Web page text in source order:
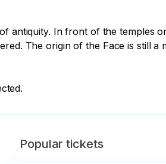
antiquity. In front of the temples
The origin of the Face is still a
Popular tickets